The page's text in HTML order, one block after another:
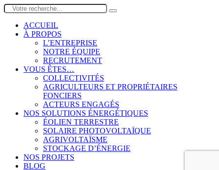
ACCUEIL
À PROPOS
L’ENTREPRISE
NOTRE ÉQUIPE
RECRUTEMENT
VOUS ÊTES…
COLLECTIVITÉS
AGRICULTEURS ET PROPRIÉTAIRES
FONCIERS
ACTEURS ENGAGÉS
NOS SOLUTIONS ÉNERGÉTIQUES
ÉOLIEN TERRESTRE
SOLAIRE PHOTOVOLTAÏQUE
AGRIVOLTAÏSME
STOCKAGE D’ÉNERGIE
NOS PROJETS
BLOG